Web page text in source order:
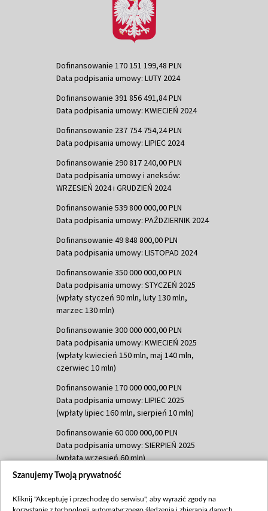
Dofinansowanie 170 151 199,48 PLN
Data podpisania umowy: LUTY 2024
Dofinansowanie 391 856 491,84 PLN
Data podpisania umowy: KWIECIEŃ 2024
Dofinansowanie 237 754 754,24 PLN
Data podpisania umowy: LIPIEC 2024
Dofinansowanie 290 817 240,00 PLN
Data podpisania umowy i aneksów:
WRZESIEŃ 2024 i GRUDZIEŃ 2024
Dofinansowanie 539 800 000,00 PLN
Data podpisania umowy: PAŹDZIERNIK 2024
Dofinansowanie 49 848 800,00 PLN
Data podpisania umowy: LISTOPAD 2024
Dofinansowanie 350 000 000,00 PLN
Data podpisania umowy: STYCZEŃ 2025
(wpłaty styczeń 90 mln, luty 130 mln,
marzec 130 mln)
Dofinansowanie 300 000 000,00 PLN
Data podpisania umowy: KWIECIEŃ 2025
(wpłaty kwiecień 150 mln, maj 140 mln,
czerwiec 10 mln)
Dofinansowanie 170 000 000,00 PLN
Data podpisania umowy: LIPIEC 2025
(wpłaty lipiec 160 mln, sierpień 10 mln)
Dofinansowanie 60 000 000,00 PLN
Data podpisania umowy: SIERPIEŃ 2025
(wpłata wrzesień 60 mln)
Dofinansowanie 635 783 051,21 PLN
(wpłata wrzesień 100 mln, październik 350
Szanujemy Twoją prywatność
Kliknij "Akceptuję i przechodzę do serwisu", aby wyrazić zgody na